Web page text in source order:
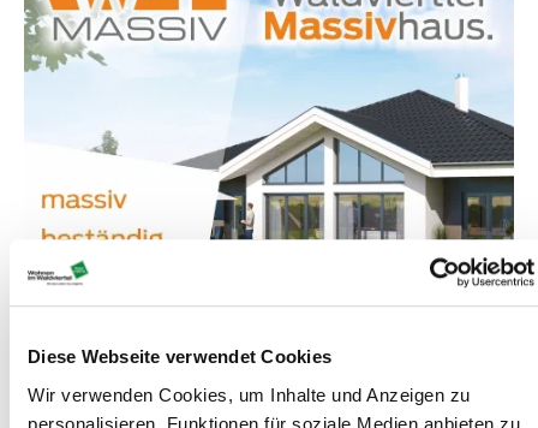
Diese Webseite verwendet Cookies
Wir verwenden Cookies, um Inhalte und Anzeigen zu
personalisieren, Funktionen für soziale Medien anbieten zu